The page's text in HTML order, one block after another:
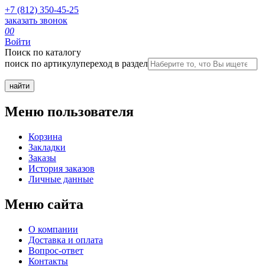
+7 (812) 350-45-25
заказать звонок
00
Войти
Поиск по каталогу
поиск по артикулупереход в раздел
Меню пользователя
Корзина
Закладки
Заказы
История заказов
Личные данные
Меню сайта
О компании
Доставка и оплата
Вопрос-ответ
Контакты